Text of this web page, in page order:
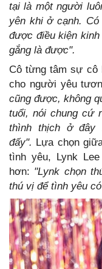
tại là một người
yên khi ở cạnh.
được điều kiện
gắng là được".
Cô từng tâm sự cô
cho người yêu
cũng được, không
tuổi, nói chung cứ
thình thịch ở
đấy". Lựa chọn
tình yêu, Lynk
hơn: "Lynk chọn
thú vị để tình yêu